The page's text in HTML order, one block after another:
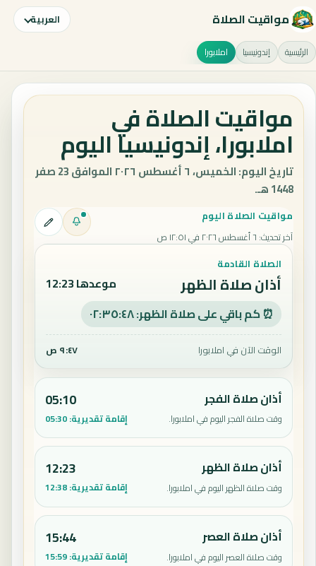
مواقيت الصلاة العربية
الرئيسية إندونيسيا املابورا
مواقيت الصلاة في
املابورا، إندونيسيا اليوم
تاريخ اليوم: الخميس، ٦ أغسطس ٢٠٢٦ الموافق 23 صفر
1448 هـ.
مواقيت الصلاة اليوم
آخر تحديث: ٦ أغسطس ٢٠٢٦ في ١٢:٥١ ص
الصلاة القادمة
أذان صلاة الظهر موعدها 12:23
⏰ كم باقي على صلاة الظهر: ٠٢:٣٥:٤٧
الوقت الآن في املابورا ٩:٤٧ ص
أذان صلاة الفجر
وقت صلاة الفجر اليوم في املابورا.
05:10
إقامة تقديرية:05:30
أذان صلاة الظهر
وقت صلاة الظهر اليوم في املابورا.
12:23
إقامة تقديرية:12:38
أذان صلاة العصر
وقت صلاة العصر اليوم في املابورا.
15:44
إقامة تقديرية:15:59